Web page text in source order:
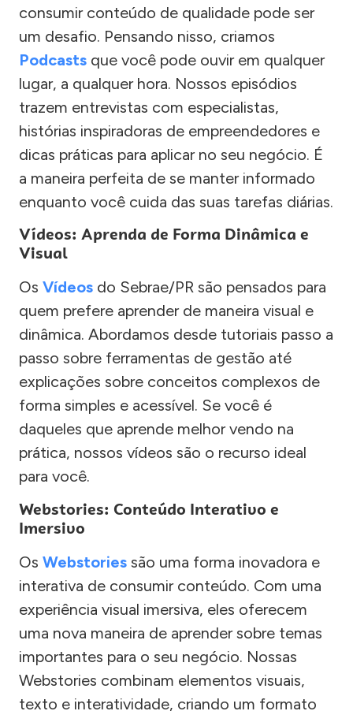
consumir conteúdo de qualidade pode ser
um desafio. Pensando nisso, criamos
Podcasts que você pode ouvir em qualquer
lugar, a qualquer hora. Nossos episódios
trazem entrevistas com especialistas,
histórias inspiradoras de empreendedores e
dicas práticas para aplicar no seu negócio. É
a maneira perfeita de se manter informado
enquanto você cuida das suas tarefas diárias.
Vídeos: Aprenda de Forma Dinâmica e
Visual
Os Vídeos do Sebrae/PR são pensados para
quem prefere aprender de maneira visual e
dinâmica. Abordamos desde tutoriais passo a
passo sobre ferramentas de gestão até
explicações sobre conceitos complexos de
forma simples e acessível. Se você é
daqueles que aprende melhor vendo na
prática, nossos vídeos são o recurso ideal
para você.
Webstories: Conteúdo Interativo e
Imersivo
Os Webstories são uma forma inovadora e
interativa de consumir conteúdo. Com uma
experiência visual imersiva, eles oferecem
uma nova maneira de aprender sobre temas
importantes para o seu negócio. Nossas
Webstories combinam elementos visuais,
texto e interatividade, criando um formato